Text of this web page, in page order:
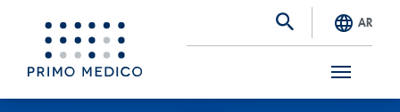
S
AR